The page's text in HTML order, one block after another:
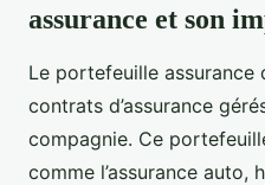
assurance et son
Le portefeuille assurance
contrats d’assurance
compagnie. Ce
comme l’assurance auto,